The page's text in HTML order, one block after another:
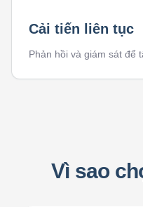
Cải tiến liên tục
Phản hồi và giám sát để
Vì sao